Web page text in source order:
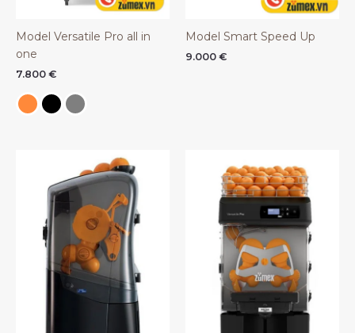
Model Versatile Pro all in
one
7.800 €
Model Smart Speed Up
9.000 €